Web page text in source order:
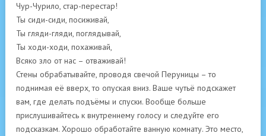
Чур-Чурило, стар-перестар!
Ты сиди-сиди, посиживай,
Ты гляди-гляди, поглядывай,
Ты ходи-ходи, похаживай,
Всяко зло от нас – отваживай!
Стены обрабатывайте, проводя свечой Перуницы – то
поднимая её вверх, то опуская вниз. Ваше чутьё подскажет
вам, где делать подъёмы и спуски. Вообще больше
прислушивайтесь к внутреннему голосу и следуйте его
подсказкам. Хорошо обработайте ванную комнату. Это место,